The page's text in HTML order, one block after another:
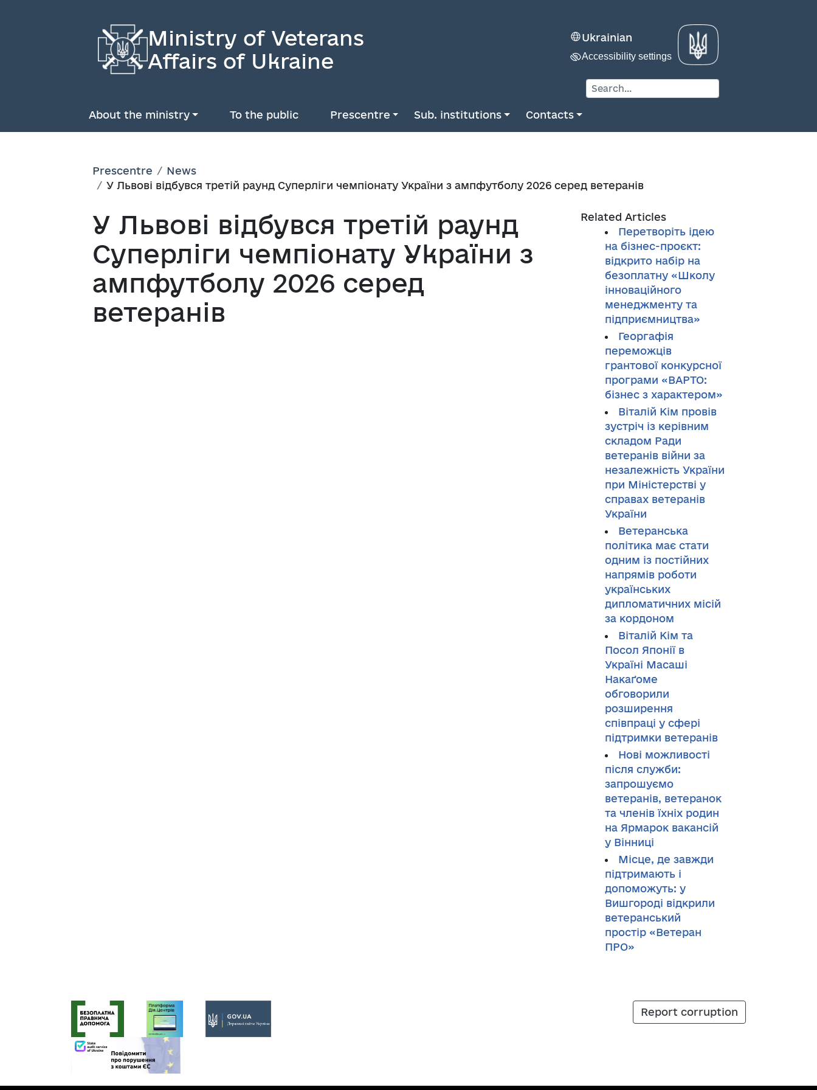
Ministry of Veterans
Affairs of Ukraine
Ukrainian
Accessibility settings
About the ministry To the public Prescentre Sub. institutions Contacts
Prescentre
News
У Львові відбувся третій раунд Суперліги чемпіонату України з ампфутболу 2026 серед ветеранів
У Львові відбувся третій раунд
Суперліги чемпіонату України з
ампфутболу 2026 серед
ветеранів
Related Articles
Перетворіть ідею
на бізнес-проєкт:
відкрито набір на
безоплатну «Школу
інноваційного
менеджменту та
підприємництва»
Георгафія
переможців
грантової конкурсної
програми «ВАРТО:
бізнес з характером»
Віталій Кім провів
зустріч із керівним
складом Ради
ветеранів війни за
незалежність України
при Міністерстві у
справах ветеранів
України
Ветеранська
політика має стати
одним із постійних
напрямів роботи
українських
дипломатичних місій
за кордоном
Віталій Кім та
Посол Японії в
Україні Масаші
Накаґоме
обговорили
розширення
співпраці у сфері
підтримки ветеранів
Нові можливості
після служби:
запрошуємо
ветеранів, ветеранок
та членів їхніх родин
на Ярмарок вакансій
у Вінниці
Місце, де завжди
підтримають і
допоможуть: у
Вишгороді відкрили
ветеранський
простір «Ветеран
ПРО»
Report corruption